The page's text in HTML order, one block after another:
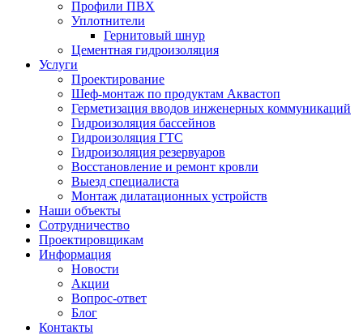
Профили ПВХ
Уплотнители
Гернитовый шнур
Цементная гидроизоляция
Услуги
Проектирование
Шеф-монтаж по продуктам Аквастоп
Герметизация вводов инженерных коммуникаций
Гидроизоляция бассейнов
Гидроизоляция ГТС
Гидроизоляция резервуаров
Восстановление и ремонт кровли
Выезд специалиста
Монтаж дилатационных устройств
Наши объекты
Сотрудничество
Проектировщикам
Информация
Новости
Акции
Вопрос-ответ
Блог
Контакты